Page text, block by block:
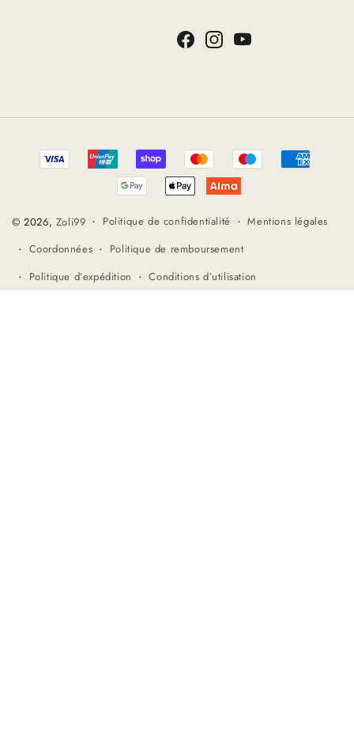
FacebookInstagramYouTube
Méthodes
© 2026, Zoli99 Politique de confidentialité
Mentions légales
Coordonnées
Politique de remboursement
Politique d’expédition
Conditions d’utilisation